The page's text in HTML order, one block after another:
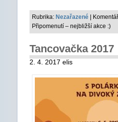
Rubrika: Nezařazené
Připomenutí – nejbližší akce :)
Tancovačka 2017
2. 4. 2017 elis